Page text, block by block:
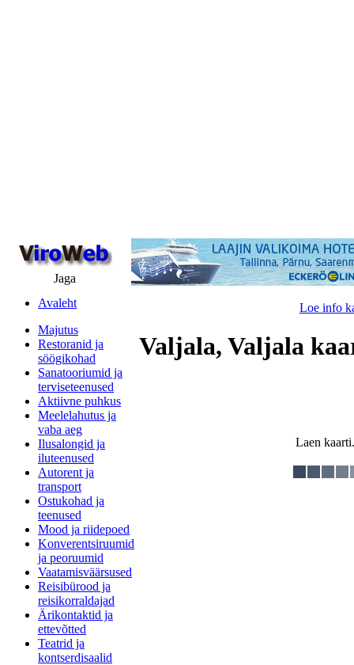
Jaga
Avaleht
Majutus
Restoranid ja
söögikohad
Sanatooriumid ja
terviseteenused
Aktiivne puhkus
Meelelahutus ja
vaba aeg
Ilusalongid ja
iluteenused
Autorent ja
transport
Ostukohad ja
teenused
Mood ja riidepoed
Konverentsiruumid
ja peoruumid
Vaatamisväärsused
Reisibürood ja
reisikorraldajad
Ärikontaktid ja
ettevõtted
Teatrid ja
kontserdisaalid
Loe info
Valjala, Valjala
Laen